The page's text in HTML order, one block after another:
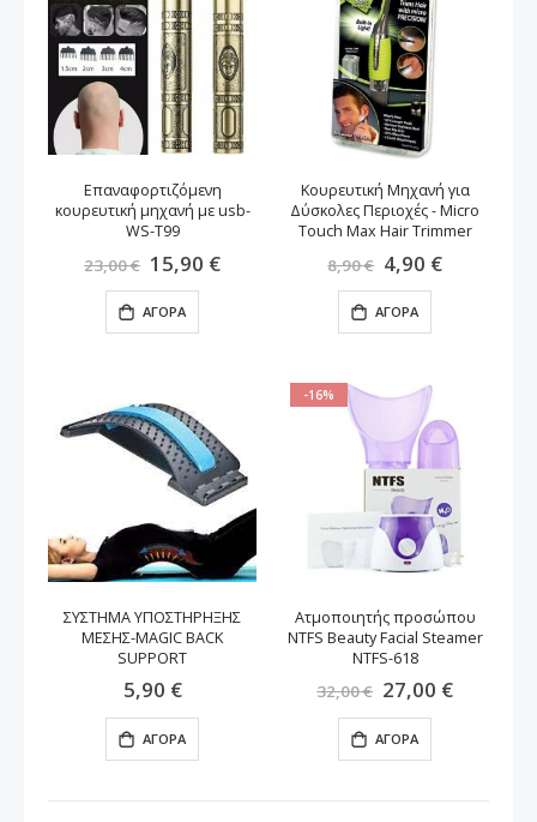
Επαναφορτιζόμενη
κουρευτική μηχανή με usb-
WS-T99
23,00 € Ειδική
Τιμή
15,90 €
ΑΓΟΡΆ
Κουρευτική Μηχανή για
Δύσκολες Περιοχές - Micro
Touch Max Hair Trimmer
8,90 € Ειδική
Τιμή
4,90 €
ΑΓΟΡΆ
ΣΥΣΤΗΜΑ ΥΠΟΣΤΗΡΗΞΗΣ
ΜΕΣΗΣ-MAGIC BACK
SUPPORT
5,90 €
ΑΓΟΡΆ
-16%
Ατμοποιητής προσώπου
NTFS Beauty Facial Steamer
NTFS-618
32,00 € Ειδική
Τιμή
27,00 €
ΑΓΟΡΆ